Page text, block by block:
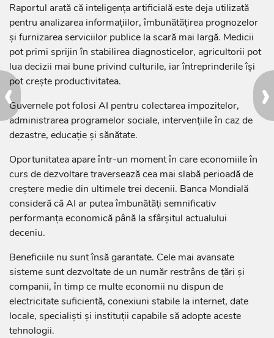
›
‹
Raportul arată că inteligența artificială este deja utilizată
pentru analizarea informațiilor, îmbunătățirea prognozelor
și furnizarea serviciilor publice la scară mai largă. Medicii
pot primi sprijin în stabilirea diagnosticelor, agricultorii pot
lua decizii mai bune privind culturile, iar întreprinderile își
pot crește productivitatea.
Guvernele pot folosi AI pentru colectarea impozitelor,
administrarea programelor sociale, intervențiile în caz de
dezastre, educație și sănătate.
Oportunitatea apare într-un moment în care economiile în
curs de dezvoltare traversează cea mai slabă perioadă de
creștere medie din ultimele trei decenii. Banca Mondială
consideră că AI ar putea îmbunătăți semnificativ
performanța economică până la sfârșitul actualului
deceniu.
Beneficiile nu sunt însă garantate. Cele mai avansate
sisteme sunt dezvoltate de un număr restrâns de țări și
companii, în timp ce multe economii nu dispun de
electricitate suficientă, conexiuni stabile la internet, date
locale, specialiști și instituții capabile să adopte aceste
tehnologii.